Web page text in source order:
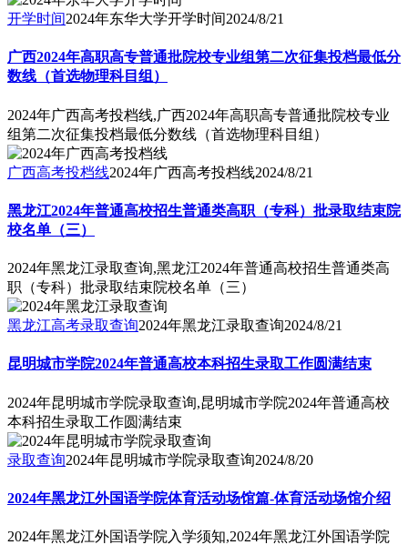
开学时间2024年东华大学开学时间2024/8/21
广西2024年高职高专普通批院校专业组第二次征集投档最低分
数线（首选物理科目组）
2024年广西高考投档线,广西2024年高职高专普通批院校专业
组第二次征集投档最低分数线（首选物理科目组）
广西高考投档线2024年广西高考投档线2024/8/21
黑龙江2024年普通高校招生普通类高职（专科）批录取结束院
校名单（三）
2024年黑龙江录取查询,黑龙江2024年普通高校招生普通类高
职（专科）批录取结束院校名单（三）
黑龙江高考录取查询2024年黑龙江录取查询2024/8/21
昆明城市学院2024年普通高校本科招生录取工作圆满结束
2024年昆明城市学院录取查询,昆明城市学院2024年普通高校
本科招生录取工作圆满结束
录取查询2024年昆明城市学院录取查询2024/8/20
2024年黑龙江外国语学院体育活动场馆篇-体育活动场馆介绍
2024年黑龙江外国语学院入学须知,2024年黑龙江外国语学院